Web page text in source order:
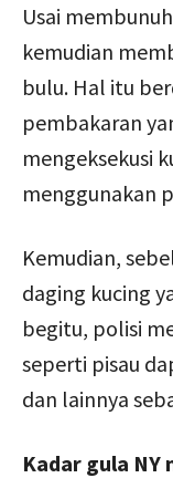
Usai
kemudian
bulu. Hal itu
pembakaran
mengeksekusi
menggunakan
Kemudian,
daging kucing
begitu, polisi
seperti pisau
dan lainnya
Kadar gula